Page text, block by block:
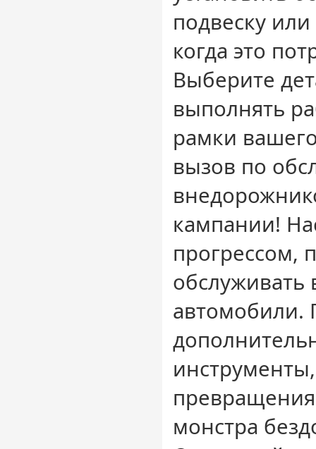
подвеску
когда это
Выберите
выполнять
рамки
вызов по
кампании!
прогрессом,
обслуживать
автомобили.
монстра